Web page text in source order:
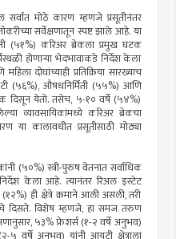
सर्वात मोठे कारण म्हणजे प्रसूतीनंतर
सर्वेक्षणातून स्पष्ट झाले आहे. या
(५१%) करिअर ब्रेकला प्रमुख घटक
होणाऱ्या भेदभावाकडे निर्देश केला
दोघांच्याही प्रतिक्रिया सारख्याच
(५६%), औषधनिर्मिती (५५%) आणि
दिसून येतो. तसेच, ५-१० वर्षे (५४%)
व्यावसायिकांमध्ये करिअर ब्रेकचा
कालावधीत प्रसूतीसाठी मोठ्या
(५०%) स्त्री-पुरुष वेतनात सर्वाधिक
केला आहे. त्यानंतर रिअल इस्टेट
ही क्षेत्रे क्रमाने आली असली, तरी
दिसते. विशेष म्हणजे, हा समज तरुण
५३% फ्रेशर्स (१-२ वर्षे अनुभव)